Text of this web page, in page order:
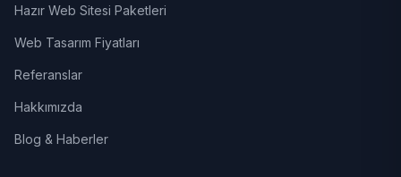
Hazır Web Sitesi Paketleri
Web Tasarım Fiyatları
Referanslar
Hakkımızda
Blog & Haberler